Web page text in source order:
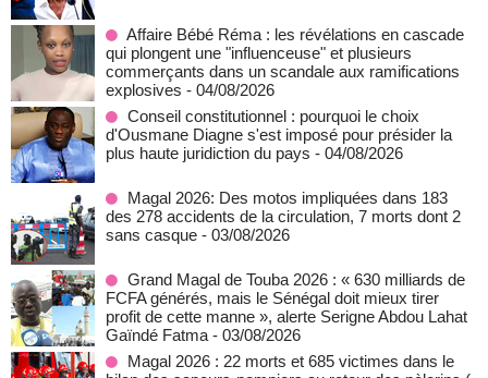
Affaire Bébé Réma : les révélations en cascade
qui plongent une "influenceuse" et plusieurs
commerçants dans un scandale aux ramifications
explosives - 04/08/2026
Conseil constitutionnel : pourquoi le choix
d'Ousmane Diagne s'est imposé pour présider la
plus haute juridiction du pays - 04/08/2026
Magal 2026: Des motos impliquées dans 183
des 278 accidents de la circulation, 7 morts dont 2
sans casque - 03/08/2026
Grand Magal de Touba 2026 : « 630 milliards de
FCFA générés, mais le Sénégal doit mieux tirer
profit de cette manne », alerte Serigne Abdou Lahat
Gaïndé Fatma - 03/08/2026
Magal 2026 : 22 morts et 685 victimes dans le